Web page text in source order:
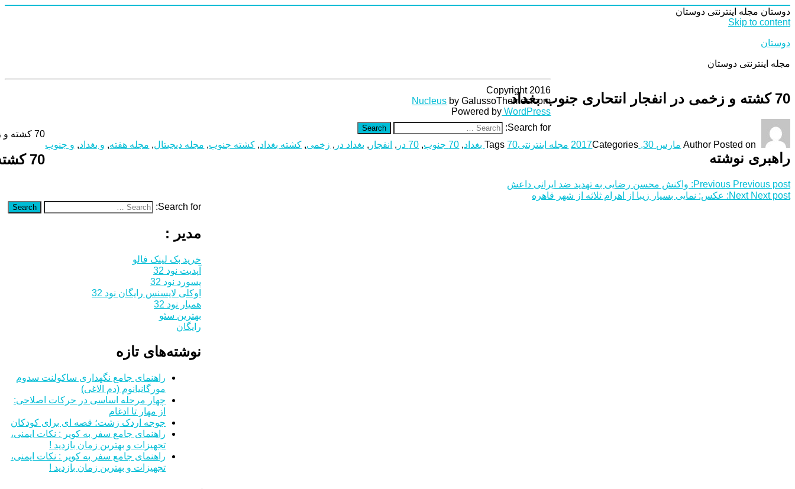
دوستان مجله اینترنتی دوستان
Skip to content
دوستان
مجله اینترنتی دوستان
70 کشته و زخمی در انفجار انتحاری جنوب بغداد
70 کشته و زخمی در انفجار انتحاری جنوب بغداد
70 کشته و زخمی در انفجار انتحاری جنوب بغداد
Author Posted on مارس 30, 2017 Categories مجله اینترنتی Tags70 بغداد , 70 جنوب , 70 در , انفجار , بغداد در , زخمی, کشته بغداد, کشته جنوب, مجله دیجیتال, مجله هفته, و بغداد, و جنوب
راهبری نوشته
Previous Previous post:
واکنش محسن رضایی به تهدید ضد ایرانی داعش
Next Next post:
عکس: نمایی بسیار زیبا از اهرام ثلاثه از شهر قاهره
Search for:
Search
مدیر :
خرید بک لینک فالو
آپدیت نود 32
پسورد نود 32
اوکلی لایسنس رایگان نود 32
همیار نود 32
بهترین سئو
رایگان
نوشته‌های تازه
راهنمای جامع نگهداری ساکولنت سدوم
مورگانیانوم (دم الاغی)
چهار مرحله اساسی در حرکات اصلاحی:
از مهار تا ادغام
جوجه اردک زشت؛ قصه ای برای کودکان
راهنمای جامع سفر به کویر : نکات ایمنی،
تجهیزات و بهترین زمان بازدید !
راهنمای جامع سفر به کویر : نکات ایمنی،
تجهیزات و بهترین زمان بازدید !
Copyright 2016
Nucleus by GalussoThemes.com
Powered by WordPress
Search for:
Search